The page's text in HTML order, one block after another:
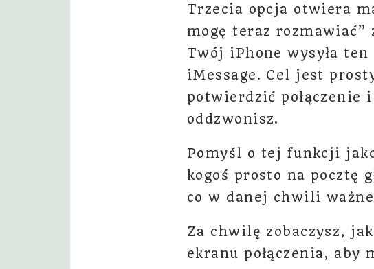
Trzecia opcja otwiera
mogę teraz
Twój iPhone wysyła
iMessage. Cel jest
potwierdzić połączenie
oddzwonisz.
Pomyśl o tej funkcji
kogoś prosto na pocztę
co w danej chwili
Za chwilę zobaczysz,
ekranu połączenia, aby